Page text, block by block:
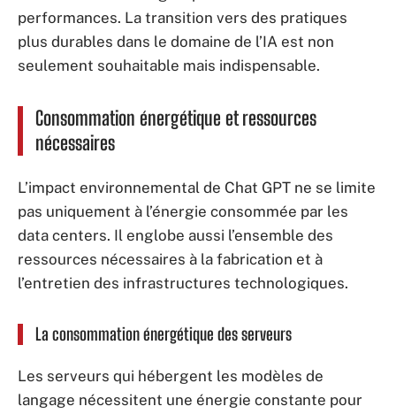
performances. La transition vers des pratiques
plus durables dans le domaine de l’IA est non
seulement souhaitable mais indispensable.
Consommation énergétique et ressources
nécessaires
L’impact environnemental de Chat GPT ne se limite
pas uniquement à l’énergie consommée par les
data centers. Il englobe aussi l’ensemble des
ressources nécessaires à la fabrication et à
l’entretien des infrastructures technologiques.
La consommation énergétique des serveurs
Les serveurs qui hébergent les modèles de
langage nécessitent une énergie constante pour